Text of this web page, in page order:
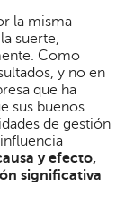
la misma
suerte,
Como
y no en
que ha
sus buenos
de gestión
y efecto,
significativa